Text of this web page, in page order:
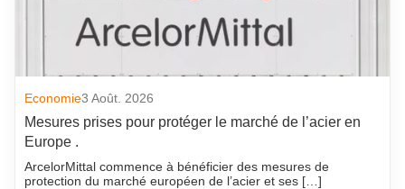
Economie3 Août. 2026
Mesures prises pour protéger le marché de l’acier en
Europe .
ArcelorMittal commence à bénéficier des mesures de
protection du marché européen de l’acier et ses […]